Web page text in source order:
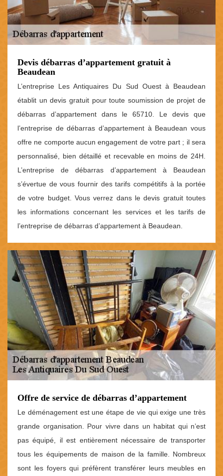
Devis débarras d’appartement gratuit à
Beaudean
L’entreprise Les Antiquaires Du Sud Ouest à Beaudean
établit un devis gratuit pour toute soumission de projet de
débarras d’appartement dans le 65710. Le devis que
l’entreprise de débarras d’appartement à Beaudean vous
offre ne comporte aucun engagement de votre part ; il sera
personnalisé, bien détaillé et recevable en moins de 24H.
L’entreprise de débarras d’appartement à Beaudean
s’évertue de vous fournir des tarifs compétitifs à la portée
de votre budget. Vous verrez dans le devis gratuit toutes
les informations concernant les services et les tarifs de
l’entreprise de débarras d’appartement à Beaudean.
Offre de service de débarras d’appartement
Le déménagement est une étape de vie qui exige une très
grande organisation. Pour vivre dans un habitat qui n’est
pas équipé, il est entièrement nécessaire de transporter
tous les équipements de maison de la famille. Nombreux
sont les foyers qui préfèrent transférer leurs meubles en